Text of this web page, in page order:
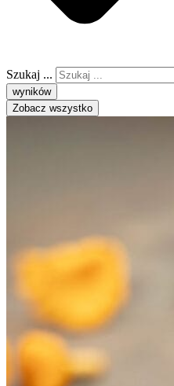
Szukaj ...
wyników
Zobacz wszystko